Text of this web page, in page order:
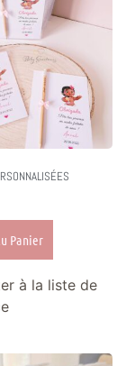
Panier
à la liste de